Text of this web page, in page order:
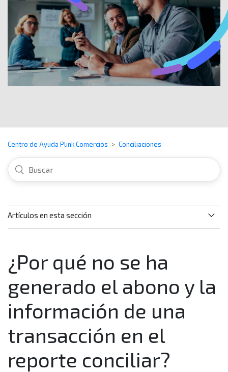
Centro de Ayuda Plink Comercios Conciliaciones
Artículos en esta sección
con tarjetas (Adquirencia), ¿qué hago?
Cuando descargo mi reporte conciliar, ¿por qué me
aparecen varios archivos y cómo identifico el orden?
¿Cada cuánto puedo generar mi reporte conciliar?
¿Qué es y para qué sirve el reporte de ventas
conciliar?
¿Por qué no se ha
generado el abono y la
información de una
transacción en el
reporte conciliar?